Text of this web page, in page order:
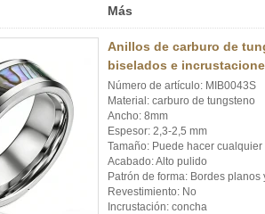
Más
Anillos de carburo de
biselados e
Número de artículo: MIB0043S
Material: carburo de tungsteno
Ancho: 8mm
Espesor: 2,3-2,5 mm
Tamaño: Puede hacer
Acabado: Alto pulido
Patrón de forma: Bordes planos
Revestimiento: No
Incrustación: concha